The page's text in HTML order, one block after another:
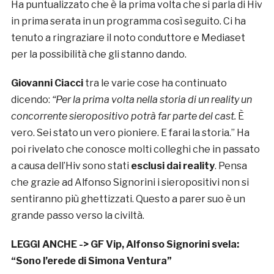
Ha puntualizzato che è la prima volta che si parla di Hiv
in prima serata in un programma così seguito. Ci ha
tenuto a ringraziare il noto conduttore e Mediaset
per la possibilità che gli stanno dando.
Giovanni Ciaccitra le varie cose ha continuato
dicendo: “Per la prima volta nella storia di un reality un
concorrente sieropositivo potrà far parte del cast. È
vero. Sei stato un vero pioniere. E farai la storia.” Ha
poi rivelato che conosce molti colleghi che in passato
a causa dell’Hiv sono stati esclusi dai reality. Pensa
che grazie ad Alfonso Signorini i sieropositivi non si
sentiranno più ghettizzati. Questo a parer suo è un
grande passo verso la civiltà.
LEGGI ANCHE -> GF Vip, Alfonso Signorini svela:
“Sono l’erede di Simona Ventura”